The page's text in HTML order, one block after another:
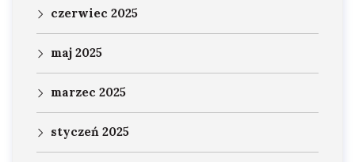
czerwiec 2025
maj 2025
marzec 2025
styczeń 2025